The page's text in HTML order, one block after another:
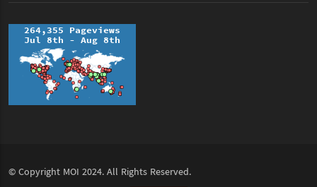
© Copyright MOI 2024. All Rights Reserved.